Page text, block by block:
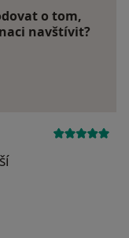
o tom,
navštívit?